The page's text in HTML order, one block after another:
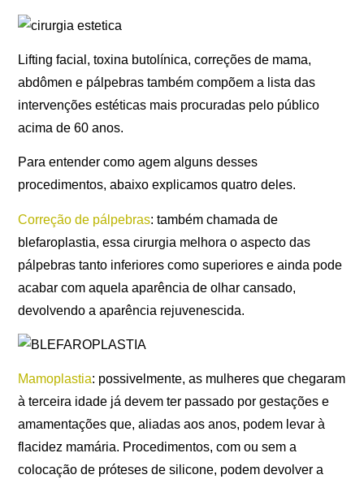
Lifting facial, toxina butolínica, correções de mama,
abdômen e pálpebras também compõem a lista das
intervenções estéticas mais procuradas pelo público
acima de 60 anos.
Para entender como agem alguns desses
procedimentos, abaixo explicamos quatro deles.
Correção de pálpebras: também chamada de
blefaroplastia, essa cirurgia melhora o aspecto das
pálpebras tanto inferiores como superiores e ainda pode
acabar com aquela aparência de olhar cansado,
devolvendo a aparência rejuvenescida.
Mamoplastia: possivelmente, as mulheres que chegaram
à terceira idade já devem ter passado por gestações e
amamentações que, aliadas aos anos, podem levar à
flacidez mamária. Procedimentos, com ou sem a
colocação de próteses de silicone, podem devolver a